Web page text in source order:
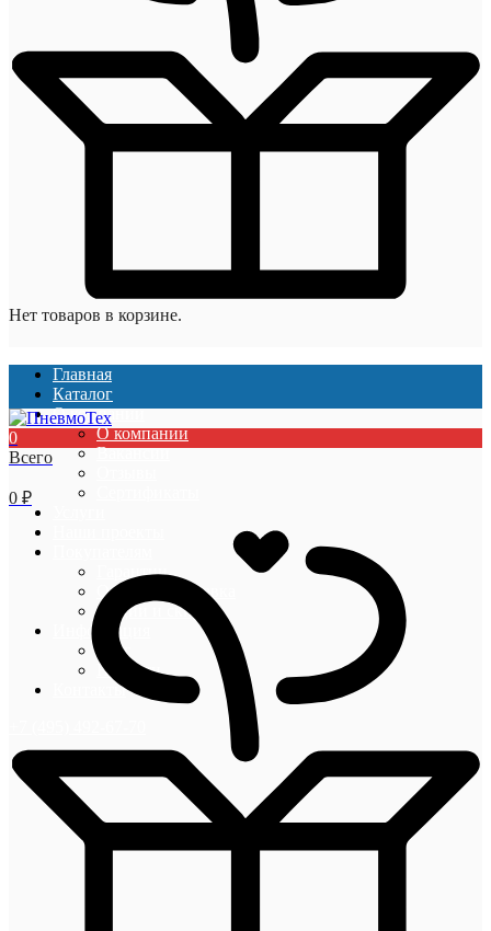
Нет товаров в корзине.
Главная
Каталог
О компании
О компании
Вакансии
Гарантии
Оплата и доставка
Акции и скидки
Информация
Блог
Новости
Контакты
0
Всего
0 ₽